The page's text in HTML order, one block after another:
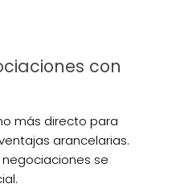
con
más directo para
arancelarias.
se